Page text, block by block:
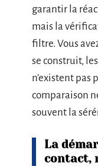
garantir la
mais la
filtre. Vous
se construit,
n’existent pas
comparaison
souvent la
La
contact,